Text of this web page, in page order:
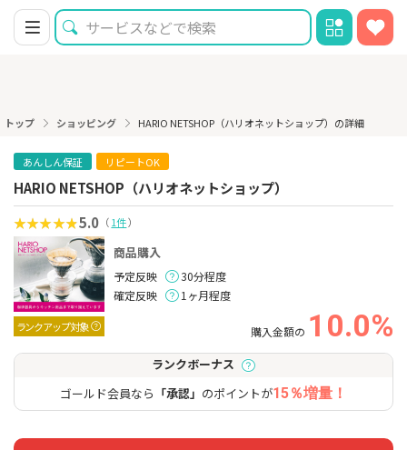
トップ ショッピング HARIO NETSHOP（ハリオネットショップ）の詳細
あんしん保証 リピートOK
HARIO NETSHOP（ハリオネットショップ）
5.0 （1件）
ランクアップ対象
商品購入
予定反映
30分程度
確定反映
1ヶ月程度
購入金額の 10.0%
ランクボーナス
ゴールド会員なら 「承認」 のポイントが15％増量！